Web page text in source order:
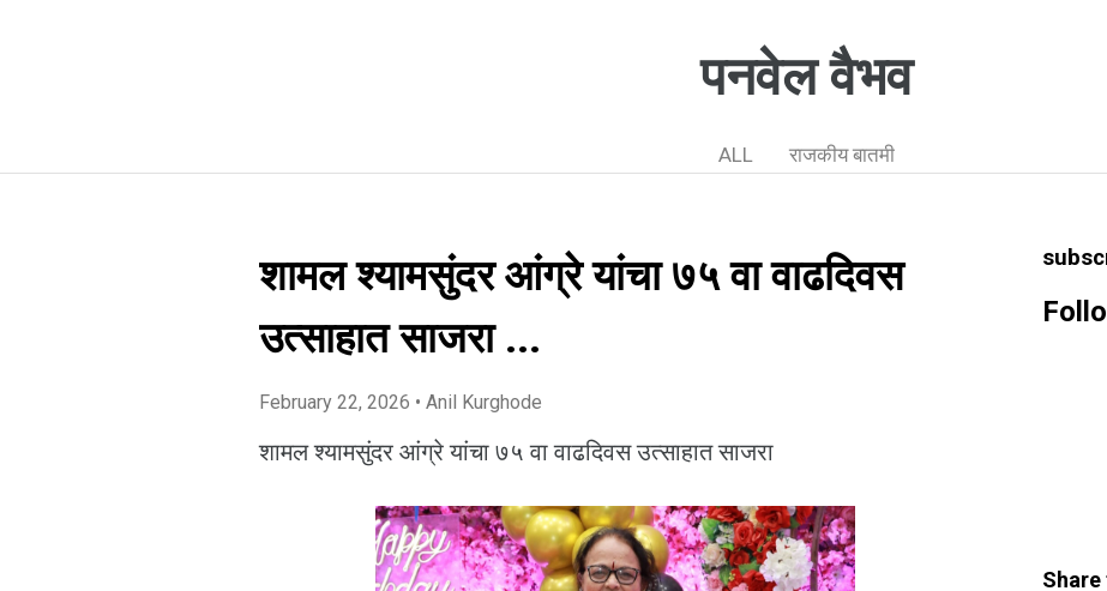
पनवेल वैभव
ALL राजकीय बातमी
शामल श्यामसुंदर आंग्रे यांचा ७५ वा वाढदिवस
उत्साहात साजरा ...
February 22, 2026 • Anil Kurghode
शामल श्यामसुंदर आंग्रे यांचा ७५ वा वाढदिवस उत्साहात साजरा